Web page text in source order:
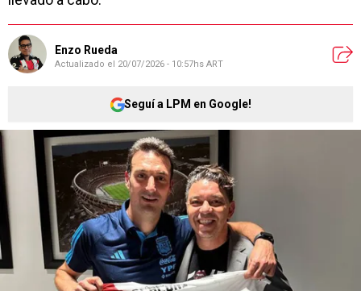
Enzo Rueda
Actualizado el 20/07/2026 - 10:57hs ART
Seguí a LPM en Google!